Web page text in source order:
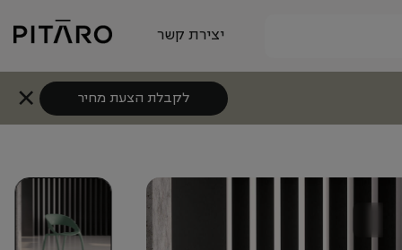
יצירת קשר
לקבלת הצעת מחיר
+